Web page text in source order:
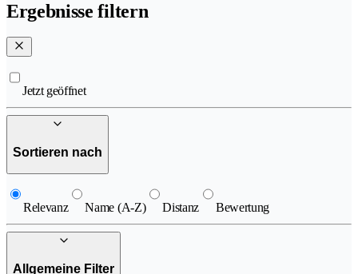
Ergebnisse filtern
Jetzt geöffnet
Sortieren nach
Relevanz Name (A-Z) Distanz Bewertung
Allgemeine Filter